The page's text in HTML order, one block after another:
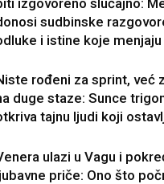
sudbinske
i istine koje
rođeni za sprint, već
duge staze: Sunce
tajnu ljudi koji
ulazi u Vagu i
priče: Ono što